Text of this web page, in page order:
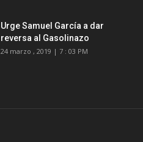
Urge Samuel García a dar
reversa al Gasolinazo
24 marzo , 2019 | 7 : 03 PM